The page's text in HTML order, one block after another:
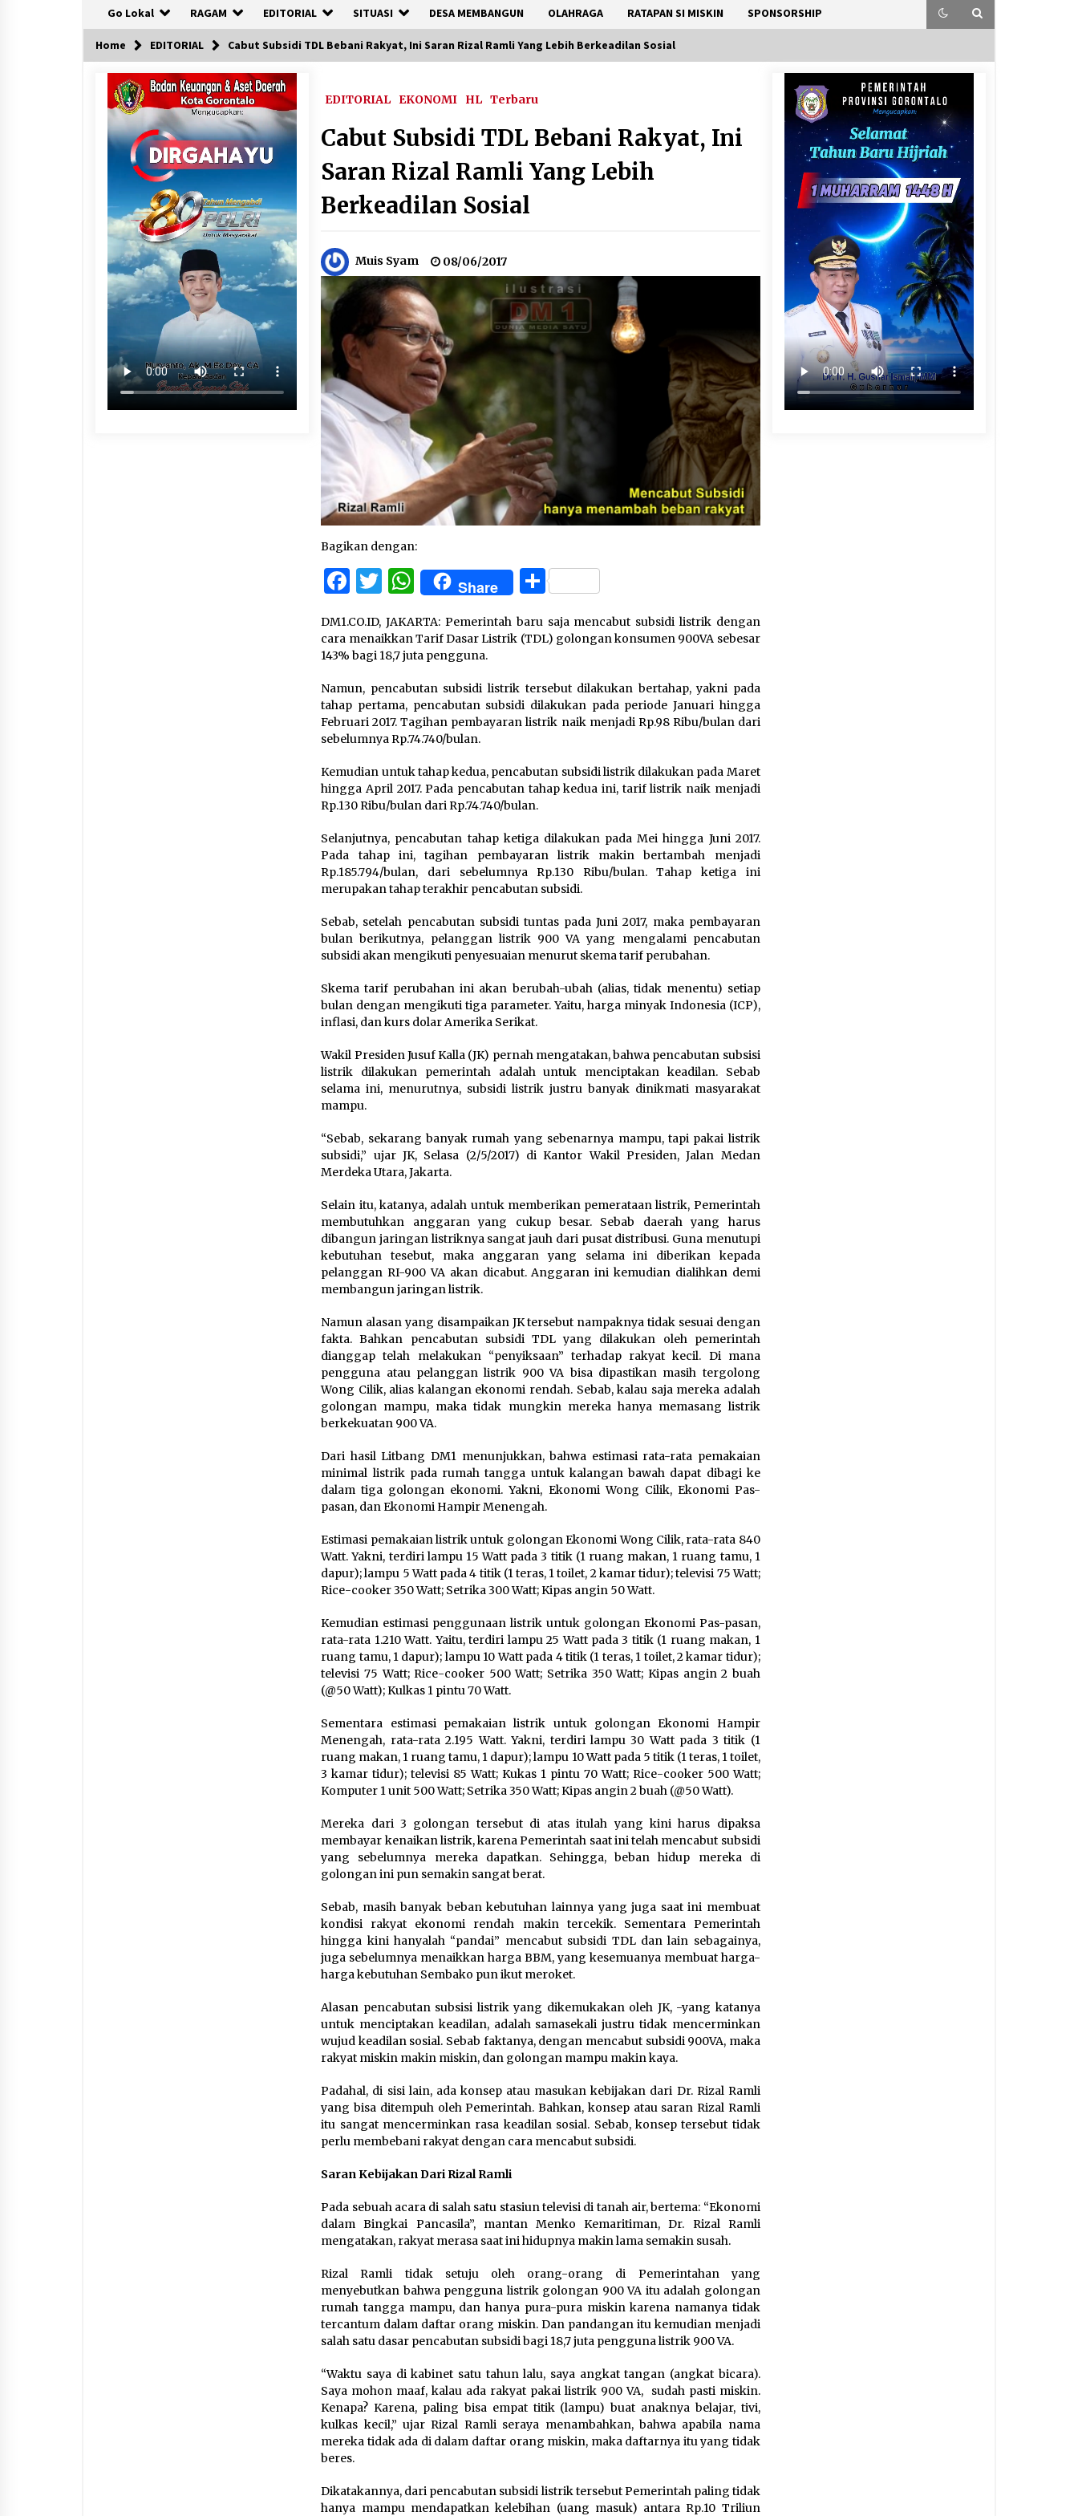
Go Lokal RAGAM EDITORIAL SITUASI DESA MEMBANGUN OLAHRAGA RATAPAN SI MISKIN SPONSORSHIP
Home EDITORIAL Cabut Subsidi TDL Bebani Rakyat, Ini Saran Rizal Ramli Yang Lebih Berkeadilan Sosial
EDITORIAL EKONOMI HL Terbaru
Cabut Subsidi TDL Bebani Rakyat, Ini
Saran Rizal Ramli Yang Lebih
Berkeadilan Sosial
Muis Syam 08/06/2017
Bagikan dengan:
Facebook
Twitter
WhatsApp
Share Share
DM1.CO.ID, JAKARTA: Pemerintah baru saja mencabut subsidi listrik dengan
cara menaikkan Tarif Dasar Listrik (TDL) golongan konsumen 900VA sebesar
143% bagi 18,7 juta pengguna.
Namun, pencabutan subsidi listrik tersebut dilakukan bertahap, yakni pada
tahap pertama, pencabutan subsidi dilakukan pada periode Januari hingga
Februari 2017. Tagihan pembayaran listrik naik menjadi Rp.98 Ribu/bulan dari
sebelumnya Rp.74.740/bulan.
Kemudian untuk tahap kedua, pencabutan subsidi listrik dilakukan pada Maret
hingga April 2017. Pada pencabutan tahap kedua‎ ini, tarif listrik naik menjadi
Rp.130 Ribu/bulan dari Rp.74.740/bulan.
Selanjutnya, pencabutan tahap ketiga dilakukan pada Mei hingga Juni 2017.
Pada tahap ini, tagihan pembayaran listrik makin bertambah menjadi
Rp.185.794/bulan, dari sebelumnya Rp.130 Ribu/bulan. Tahap ketiga ini
merupakan tahap terakhir pencabutan subsidi.
Sebab, setelah pencabutan subsidi tuntas pada Juni 2017, maka pembayaran
bulan berikutnya, pelanggan listrik 900 VA yang mengalami pencabutan
subsidi akan mengikuti penyesuaian menurut skema tarif perubahan.
Skema tarif perubahan ini akan berubah-ubah (alias, tidak menentu) setiap
bulan dengan mengi‎kuti tiga parameter. Yaitu, harga minyak Indonesia (ICP),
inflasi, dan kurs dolar Amerika Serikat.
Wakil Presiden Jusuf Kalla (JK) pernah mengatakan, bahwa pencabutan subsisi
listrik dilakukan pemerintah adalah untuk menciptakan keadilan. Sebab
selama ini, menurutnya, subsidi listrik justru banyak dinikmati masyarakat
mampu.
“Sebab, sekarang banyak rumah yang sebenarnya mampu, tapi pakai listrik
subsidi,” ujar JK, Selasa (2/5/2017) di Kantor Wakil Presiden, Jalan Medan
Merdeka Utara, Jakarta.
Selain itu, katanya, adalah untuk memberikan pemerataan listrik, Pemerintah
membutuhkan anggaran yang cukup besar. Sebab daerah yang harus
dibangun jaringan listriknya sangat jauh dari pusat distribusi. Guna menutupi
kebutuhan tesebut, maka anggaran yang selama ini diberikan kepada
pelanggan RI-900 VA akan dicabut. Anggaran ini kemudian dialihkan demi
membangun jaringan listrik.
Namun alasan yang disampaikan JK tersebut nampaknya tidak sesuai dengan
fakta. Bahkan pencabutan subsidi TDL yang dilakukan oleh pemerintah
dianggap telah melakukan “penyiksaan” terhadap rakyat kecil. Di mana
pengguna atau pelanggan listrik 900 VA bisa dipastikan masih tergolong
Wong Cilik, alias kalangan ekonomi rendah. Sebab, kalau saja mereka adalah
golongan mampu, maka tidak mungkin mereka hanya memasang listrik
berkekuatan 900 VA.
Dari hasil Litbang DM1 menunjukkan, bahwa estimasi rata-rata pemakaian
minimal listrik pada rumah tangga untuk kalangan bawah dapat dibagi ke
dalam tiga golongan ekonomi. Yakni, Ekonomi Wong Cilik, Ekonomi Pas-
pasan, dan Ekonomi Hampir Menengah.
Estimasi pemakaian listrik untuk golongan Ekonomi Wong Cilik, rata-rata 840
Watt. Yakni, terdiri lampu 15 Watt pada 3 titik (1 ruang makan, 1 ruang tamu, 1
dapur); lampu 5 Watt pada 4 titik (1 teras, 1 toilet, 2 kamar tidur); televisi 75 Watt;
Rice-cooker 350 Watt; Setrika 300 Watt; Kipas angin 50 Watt.
Kemudian estimasi penggunaan listrik untuk golongan Ekonomi Pas-pasan,
rata-rata 1.210 Watt. Yaitu, terdiri lampu 25 Watt pada 3 titik (1 ruang makan, 1
ruang tamu, 1 dapur); lampu 10 Watt pada 4 titik (1 teras, 1 toilet, 2 kamar tidur);
televisi 75 Watt; Rice-cooker 500 Watt; Setrika 350 Watt; Kipas angin 2 buah
(@50 Watt); Kulkas 1 pintu 70 Watt.
Sementara estimasi pemakaian listrik untuk golongan Ekonomi Hampir
Menengah, rata-rata 2.195 Watt. Yakni, terdiri lampu 30 Watt pada 3 titik (1
ruang makan, 1 ruang tamu, 1 dapur); lampu 10 Watt pada 5 titik (1 teras, 1 toilet,
3 kamar tidur); televisi 85 Watt; Kukas 1 pintu 70 Watt; Rice-cooker 500 Watt;
Komputer 1 unit 500 Watt; Setrika 350 Watt; Kipas angin 2 buah (@50 Watt).
Mereka dari 3 golongan tersebut di atas itulah yang kini harus dipaksa
membayar kenaikan listrik, karena Pemerintah saat ini telah mencabut subsidi
yang sebelumnya mereka dapatkan. Sehingga, beban hidup mereka di
golongan ini pun semakin sangat berat.
Sebab, masih banyak beban kebutuhan lainnya yang juga saat ini membuat
kondisi rakyat ekonomi rendah makin tercekik. Sementara Pemerintah
hingga kini hanyalah “pandai” mencabut subsidi TDL dan lain sebagainya,
juga sebelumnya menaikkan harga BBM, yang kesemuanya membuat harga-
harga kebutuhan Sembako pun ikut meroket.
Alasan pencabutan subsisi listrik yang dikemukakan oleh JK, -yang katanya
untuk menciptakan keadilan, adalah samasekali justru tidak mencerminkan
wujud keadilan sosial. Sebab faktanya, dengan mencabut subsidi 900VA, maka
rakyat miskin makin miskin, dan golongan mampu makin kaya.
Padahal, di sisi lain, ada konsep atau masukan kebijakan dari Dr. Rizal Ramli
yang bisa ditempuh oleh Pemerintah. Bahkan, konsep atau saran Rizal Ramli
itu sangat mencerminkan rasa keadilan sosial. Sebab, konsep tersebut tidak
perlu membebani rakyat dengan cara mencabut subsidi.
Saran Kebijakan Dari Rizal Ramli
Pada sebuah acara di salah satu stasiun televisi di tanah air, bertema: “Ekonomi
dalam Bingkai Pancasila”, mantan Menko Kemaritiman, Dr. Rizal Ramli
mengatakan, rakyat merasa saat ini hidupnya makin lama semakin susah.
Rizal Ramli tidak setuju oleh orang-orang di Pemerintahan yang
menyebutkan bahwa pengguna listrik golongan 900 VA itu adalah golongan
rumah tangga mampu, dan hanya pura-pura miskin karena namanya tidak
tercantum dalam daftar orang miskin. Dan pandangan itu kemudian menjadi
salah satu dasar pencabutan subsidi bagi 18,7 juta pengguna listrik 900 VA.
“Waktu saya di kabinet satu tahun lalu, saya angkat tangan (angkat bicara).
Saya mohon maaf, kalau ada rakyat pakai listrik 900 VA, sudah pasti miskin.
Kenapa? Karena, paling bisa empat titik (lampu) buat anaknya belajar, tivi,
kulkas kecil,” ujar Rizal Ramli seraya menambahkan, bahwa apabila nama
mereka tidak ada di dalam daftar orang miskin, maka daftarnya itu yang tidak
beres.
Dikatakannya, dari pencabutan subsidi listrik tersebut Pemerintah paling tidak
hanya mampu mendapatkan kelebihan (uang masuk) antara Rp.10 Triliun